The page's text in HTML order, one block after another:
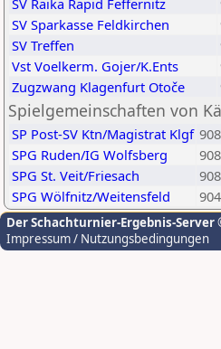
SV Raika Rapid Feffernitz
SV Sparkasse Feldkirchen
SV Treffen
Vst Voelkerm. Gojer/K.Ents
Zugzwang Klagenfurt Otoče
Spielgemeinschaften von
SP Post-SV Ktn/Magistrat Klgf
SPG Ruden/IG Wolfsberg
SPG St. Veit/Friesach
SPG Wölfnitz/Weitensfeld
Der Schachturnier-Ergebnis-Server
Impressum / Nutzungsbedingungen